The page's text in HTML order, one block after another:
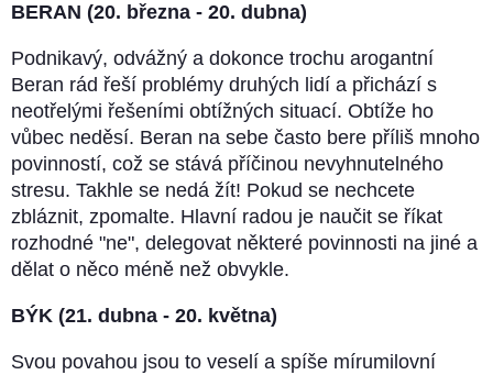
BERAN (20. března - 20. dubna)
Podnikavý, odvážný a dokonce trochu arogantní
Beran rád řeší problémy druhých lidí a přichází s
neotřelými řešeními obtížných situací. Obtíže ho
vůbec neděsí. Beran na sebe často bere příliš mnoho
povinností, což se stává příčinou nevyhnutelného
stresu. Takhle se nedá žít! Pokud se nechcete
zbláznit, zpomalte. Hlavní radou je naučit se říkat
rozhodné "ne", delegovat některé povinnosti na jiné a
dělat o něco méně než obvykle.
BÝK (21. dubna - 20. května)
Svou povahou jsou to veselí a spíše mírumilovní